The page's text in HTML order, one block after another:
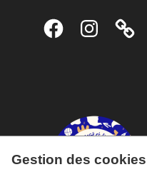
FacebookInstagram
Gestion des cookies